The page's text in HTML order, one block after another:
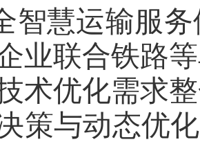
智慧运输服
业联合铁路
术优化需求
策与动态优